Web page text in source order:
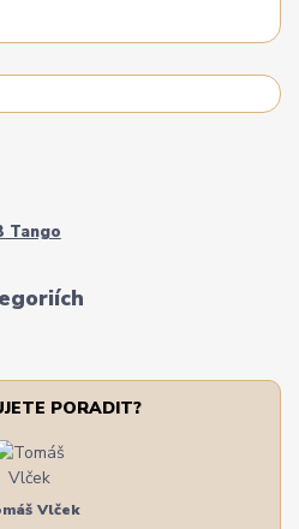
Tango
PORADIT?
Vlček